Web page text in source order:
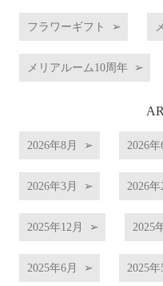
フラワーギフト
メリアルーム10周年
2026年8月 2026年
2026年3月 2026年
2025年12月 2025
2025年6月 2025年